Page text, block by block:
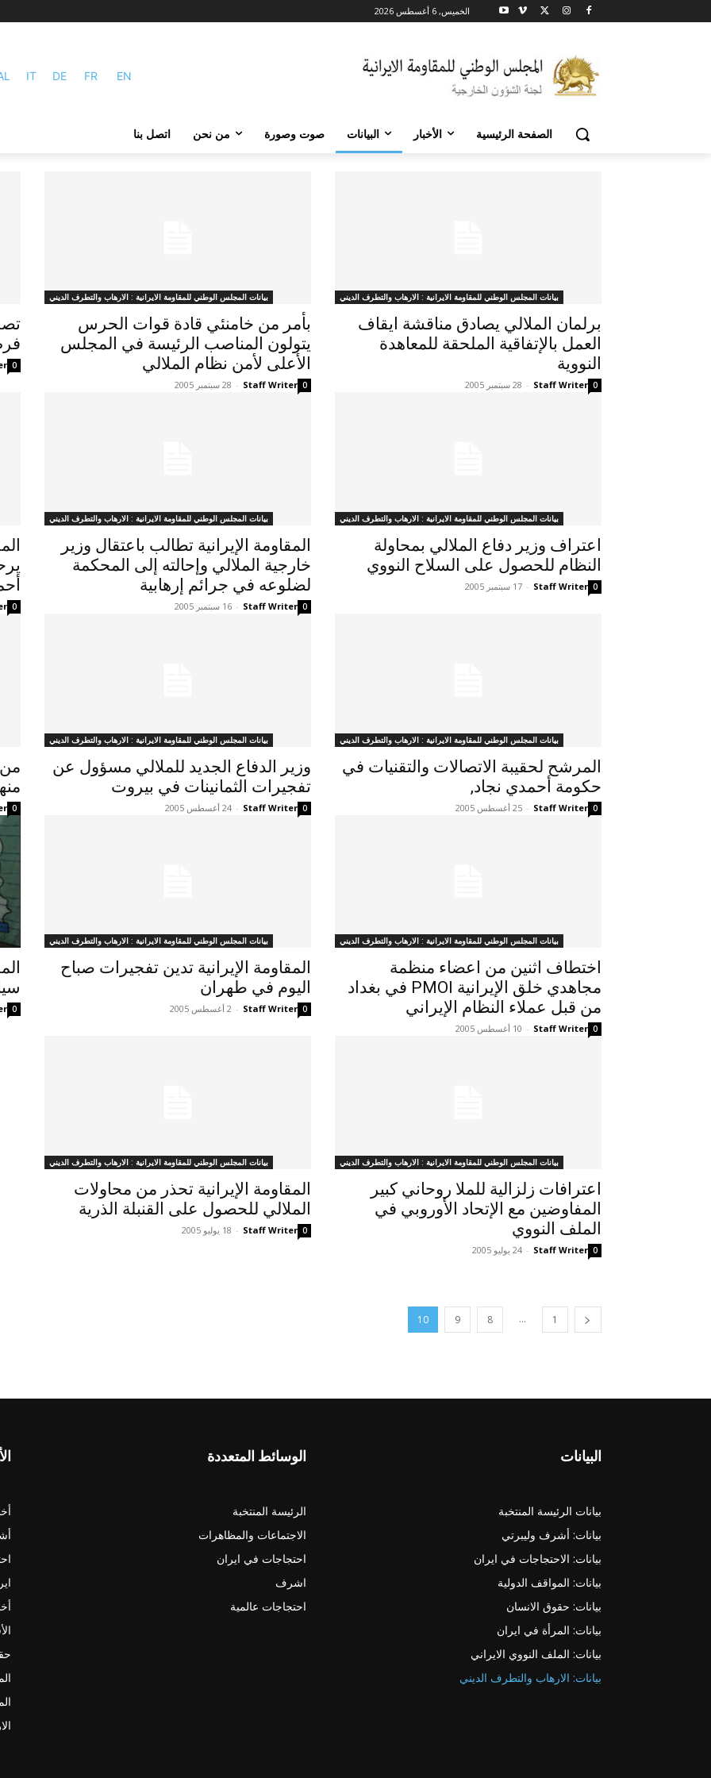
الخميس, 6 أغسطس 2026
IT DE FR EN
الصفحة الرئيسية الأخبار البيانات صوت وصورة من نحن اتصل بنا
بيانات المجلس الوطني للمقاومة الايرانية : الارهاب والتطرف الديني
برلمان الملالي يصادق مناقشة ايقاف
العمل بالإتفاقية الملحقة للمعاهدة
النووية
Staff Writer
- 28 سبتمبر 2005 0
بيانات المجلس الوطني للمقاومة الايرانية : الارهاب والتطرف الديني
بأمر من خامنئي قادة قوات الحرس
يتولون المناصب الرئيسة في المجلس
الأعلى لأمن نظام الملالي
Staff Writer
- 28 سبتمبر 2005 0
0
بيانات المجلس الوطني للمقاومة الايرانية : الارهاب والتطرف الديني
اعتراف وزير دفاع الملالي بمحاولة
النظام للحصول على السلاح النووي
Staff Writer
- 17 سبتمبر 2005 0
بيانات المجلس الوطني للمقاومة الايرانية : الارهاب والتطرف الديني
المقاومة الإيرانية تطالب باعتقال وزير
خارجية الملالي وإحالته إلى المحكمة
لضلوعه في جرائم إرهابية
Staff Writer
- 16 سبتمبر 2005 0
0
بيانات المجلس الوطني للمقاومة الايرانية : الارهاب والتطرف الديني
المرشح لحقيبة الاتصالات والتقنيات في
حكومة أحمدي نجاد,
Staff Writer
- 25 أغسطس 2005 0
بيانات المجلس الوطني للمقاومة الايرانية : الارهاب والتطرف الديني
وزير الدفاع الجديد للملالي مسؤول عن
تفجيرات الثمانينات في بيروت
Staff Writer
- 24 أغسطس 2005 0
0
بيانات المجلس الوطني للمقاومة الايرانية : الارهاب والتطرف الديني
اختطاف اثنين من اعضاء منظمة
مجاهدي خلق الإيرانية PMOI في بغداد
من قبل عملاء النظام الإيراني
Staff Writer
- 10 أغسطس 2005 0
بيانات المجلس الوطني للمقاومة الايرانية : الارهاب والتطرف الديني
المقاومة الإيرانية تدين تفجيرات صباح
اليوم في طهران
Staff Writer
- 2 أغسطس 2005 0
0
بيانات المجلس الوطني للمقاومة الايرانية : الارهاب والتطرف الديني
اعترافات زلزالية للملا روحاني كبير
المفاوضين مع الإتحاد الأوروبي في
الملف النووي
Staff Writer
- 24 يوليو 2005 0
بيانات المجلس الوطني للمقاومة الايرانية : الارهاب والتطرف الديني
المقاومة الإيرانية تحذر من محاولات
الملالي للحصول على القنبلة الذرية
Staff Writer
- 18 يوليو 2005 0
1
...
8
9
10
الوسائط المتعددة
الرئيسة المنتخبة
الاجتماعات والمظاهرات
احتجاجات في ايران
اشرف
احتجاجات عالمية
البيانات
بيانات الرئيسة المنتخبة
بيانات: أشرف وليبرتي
بيانات: الاحتجاجات في ايران
بيانات: المواقف الدولية
بيانات: حقوق الانسان
بيانات: المرأة في ايران
بيانات: الملف النووي الايراني
بيانات: الارهاب والتطرف الديني